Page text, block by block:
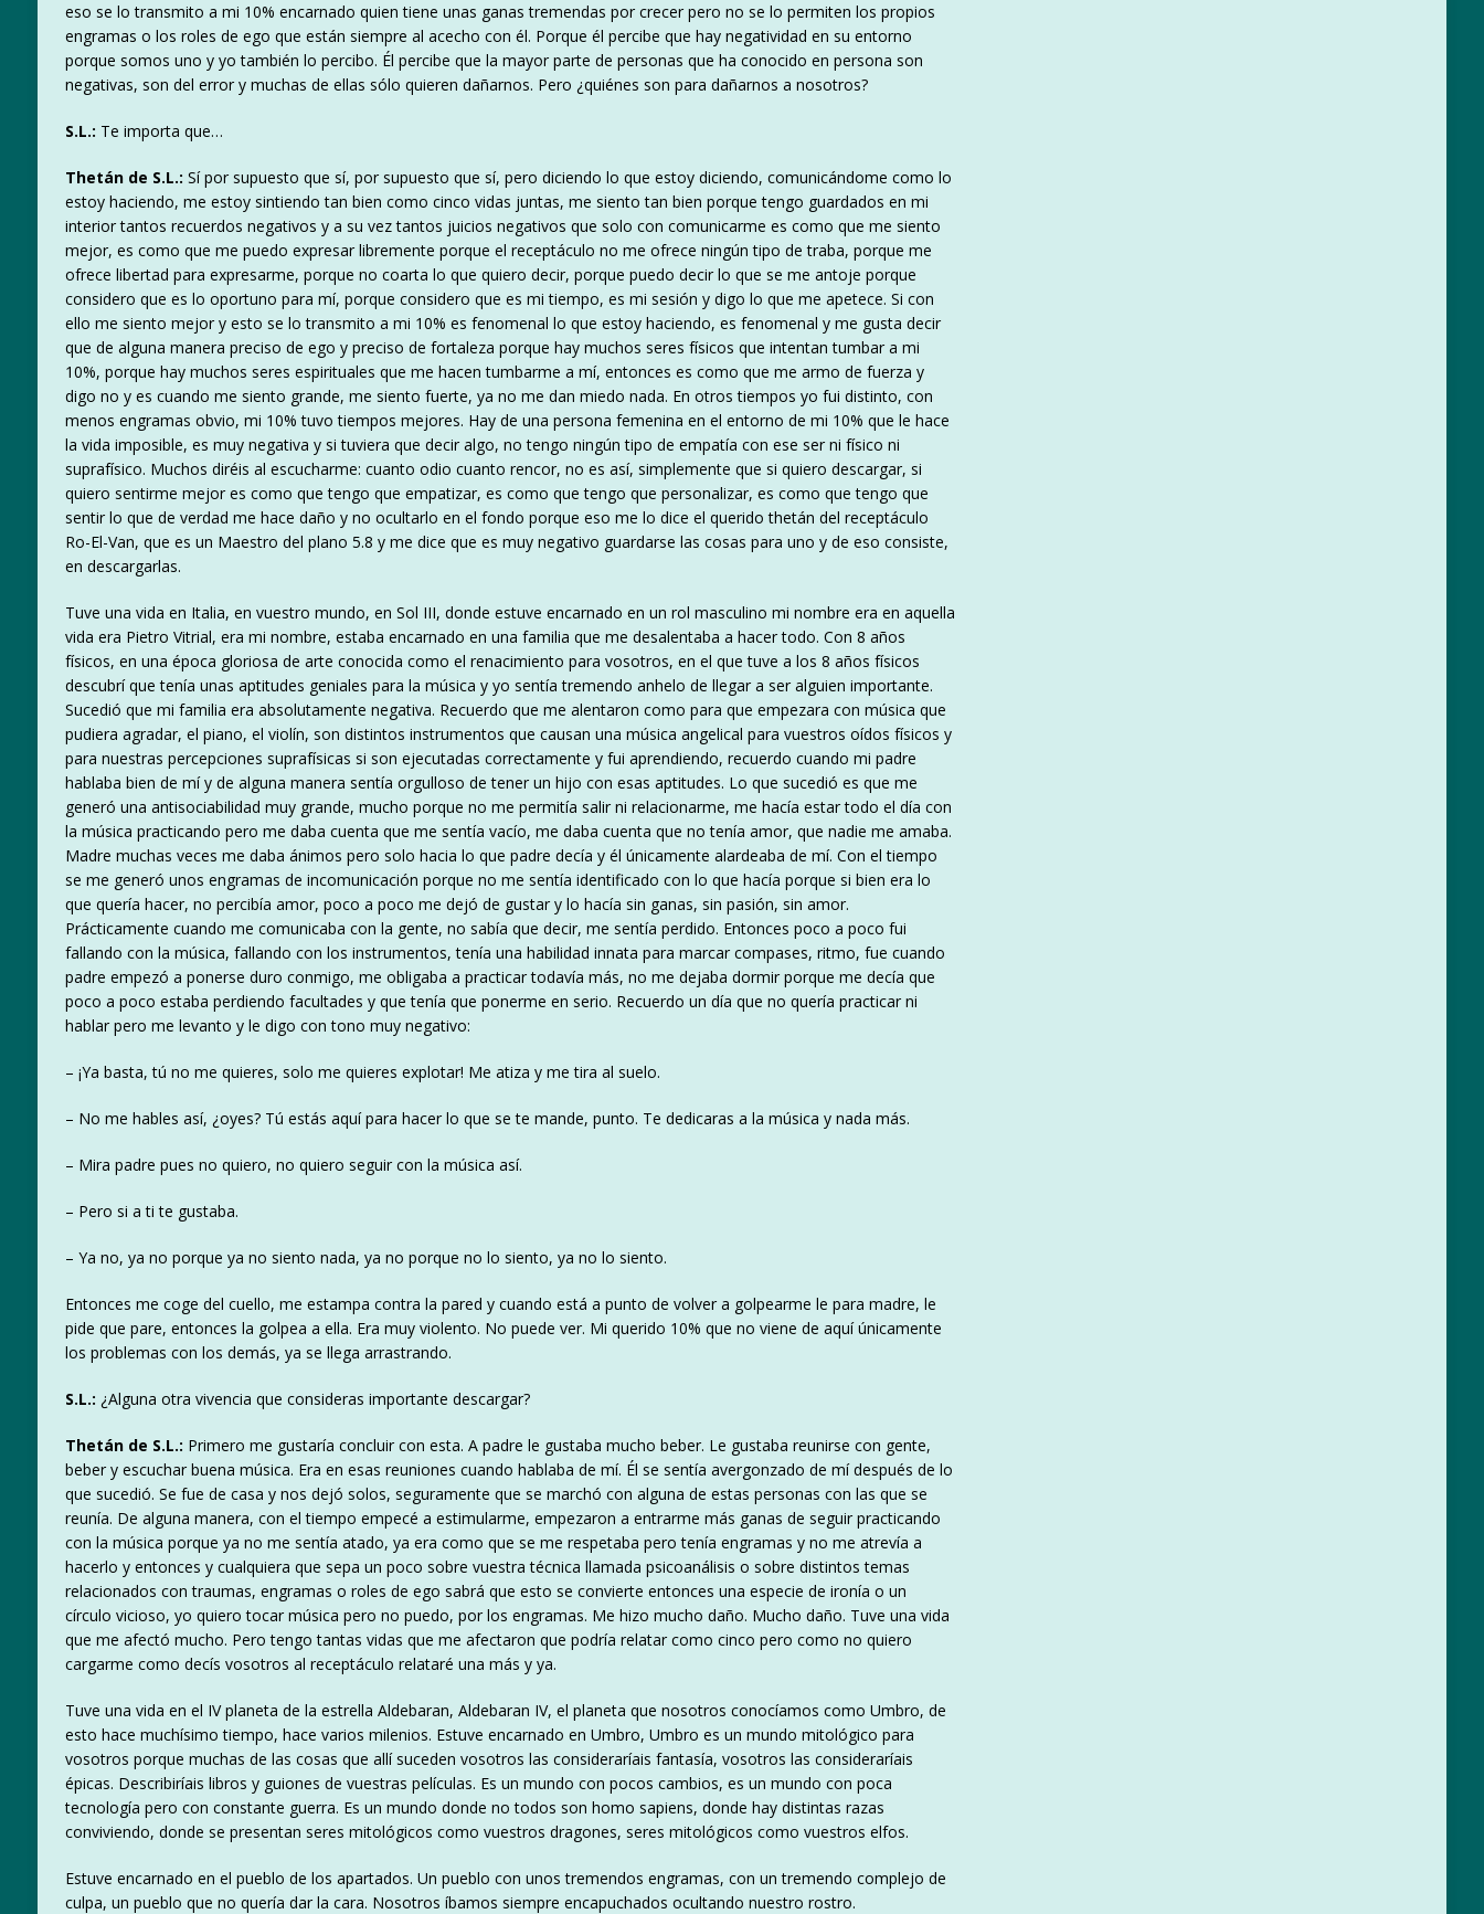
eso se lo transmito a mi 10% encarnado quien tiene unas ganas tremendas por crecer pero no se lo permiten los propios
engramas o los roles de ego que están siempre al acecho con él. Porque él percibe que hay negatividad en su entorno
porque somos uno y yo también lo percibo. Él percibe que la mayor parte de personas que ha conocido en persona son
negativas, son del error y muchas de ellas sólo quieren dañarnos. Pero ¿quiénes son para dañarnos a nosotros?
S.L.: Te importa que…
Thetán de S.L.: Sí por supuesto que sí, por supuesto que sí, pero diciendo lo que estoy diciendo, comunicándome como lo
estoy haciendo, me estoy sintiendo tan bien como cinco vidas juntas, me siento tan bien porque tengo guardados en mi
interior tantos recuerdos negativos y a su vez tantos juicios negativos que solo con comunicarme es como que me siento
mejor, es como que me puedo expresar libremente porque el receptáculo no me ofrece ningún tipo de traba, porque me
ofrece libertad para expresarme, porque no coarta lo que quiero decir, porque puedo decir lo que se me antoje porque
considero que es lo oportuno para mí, porque considero que es mi tiempo, es mi sesión y digo lo que me apetece. Si con
ello me siento mejor y esto se lo transmito a mi 10% es fenomenal lo que estoy haciendo, es fenomenal y me gusta decir
que de alguna manera preciso de ego y preciso de fortaleza porque hay muchos seres físicos que intentan tumbar a mi
10%, porque hay muchos seres espirituales que me hacen tumbarme a mí, entonces es como que me armo de fuerza y
digo no y es cuando me siento grande, me siento fuerte, ya no me dan miedo nada. En otros tiempos yo fui distinto, con
menos engramas obvio, mi 10% tuvo tiempos mejores. Hay de una persona femenina en el entorno de mi 10% que le hace
la vida imposible, es muy negativa y si tuviera que decir algo, no tengo ningún tipo de empatía con ese ser ni físico ni
suprafísico. Muchos diréis al escucharme: cuanto odio cuanto rencor, no es así, simplemente que si quiero descargar, si
quiero sentirme mejor es como que tengo que empatizar, es como que tengo que personalizar, es como que tengo que
sentir lo que de verdad me hace daño y no ocultarlo en el fondo porque eso me lo dice el querido thetán del receptáculo
Ro-El-Van, que es un Maestro del plano 5.8 y me dice que es muy negativo guardarse las cosas para uno y de eso consiste,
en descargarlas.
Tuve una vida en Italia, en vuestro mundo, en Sol III, donde estuve encarnado en un rol masculino mi nombre era en aquella
vida era Pietro Vitrial, era mi nombre, estaba encarnado en una familia que me desalentaba a hacer todo. Con 8 años
físicos, en una época gloriosa de arte conocida como el renacimiento para vosotros, en el que tuve a los 8 años físicos
descubrí que tenía unas aptitudes geniales para la música y yo sentía tremendo anhelo de llegar a ser alguien importante.
Sucedió que mi familia era absolutamente negativa. Recuerdo que me alentaron como para que empezara con música que
pudiera agradar, el piano, el violín, son distintos instrumentos que causan una música angelical para vuestros oídos físicos y
para nuestras percepciones suprafísicas si son ejecutadas correctamente y fui aprendiendo, recuerdo cuando mi padre
hablaba bien de mí y de alguna manera sentía orgulloso de tener un hijo con esas aptitudes. Lo que sucedió es que me
generó una antisociabilidad muy grande, mucho porque no me permitía salir ni relacionarme, me hacía estar todo el día con
la música practicando pero me daba cuenta que me sentía vacío, me daba cuenta que no tenía amor, que nadie me amaba.
Madre muchas veces me daba ánimos pero solo hacia lo que padre decía y él únicamente alardeaba de mí. Con el tiempo
se me generó unos engramas de incomunicación porque no me sentía identificado con lo que hacía porque si bien era lo
que quería hacer, no percibía amor, poco a poco me dejó de gustar y lo hacía sin ganas, sin pasión, sin amor.
Prácticamente cuando me comunicaba con la gente, no sabía que decir, me sentía perdido. Entonces poco a poco fui
fallando con la música, fallando con los instrumentos, tenía una habilidad innata para marcar compases, ritmo, fue cuando
padre empezó a ponerse duro conmigo, me obligaba a practicar todavía más, no me dejaba dormir porque me decía que
poco a poco estaba perdiendo facultades y que tenía que ponerme en serio. Recuerdo un día que no quería practicar ni
hablar pero me levanto y le digo con tono muy negativo:
– ¡Ya basta, tú no me quieres, solo me quieres explotar! Me atiza y me tira al suelo.
– No me hables así, ¿oyes? Tú estás aquí para hacer lo que se te mande, punto. Te dedicaras a la música y nada más.
– Mira padre pues no quiero, no quiero seguir con la música así.
– Pero si a ti te gustaba.
– Ya no, ya no porque ya no siento nada, ya no porque no lo siento, ya no lo siento.
Entonces me coge del cuello, me estampa contra la pared y cuando está a punto de volver a golpearme le para madre, le
pide que pare, entonces la golpea a ella. Era muy violento. No puede ver. Mi querido 10% que no viene de aquí únicamente
los problemas con los demás, ya se llega arrastrando.
S.L.: ¿Alguna otra vivencia que consideras importante descargar?
Thetán de S.L.: Primero me gustaría concluir con esta. A padre le gustaba mucho beber. Le gustaba reunirse con gente,
beber y escuchar buena música. Era en esas reuniones cuando hablaba de mí. Él se sentía avergonzado de mí después de lo
que sucedió. Se fue de casa y nos dejó solos, seguramente que se marchó con alguna de estas personas con las que se
reunía. De alguna manera, con el tiempo empecé a estimularme, empezaron a entrarme más ganas de seguir practicando
con la música porque ya no me sentía atado, ya era como que se me respetaba pero tenía engramas y no me atrevía a
hacerlo y entonces y cualquiera que sepa un poco sobre vuestra técnica llamada psicoanálisis o sobre distintos temas
relacionados con traumas, engramas o roles de ego sabrá que esto se convierte entonces una especie de ironía o un
círculo vicioso, yo quiero tocar música pero no puedo, por los engramas. Me hizo mucho daño. Mucho daño. Tuve una vida
que me afectó mucho. Pero tengo tantas vidas que me afectaron que podría relatar como cinco pero como no quiero
cargarme como decís vosotros al receptáculo relataré una más y ya.
Tuve una vida en el IV planeta de la estrella Aldebaran, Aldebaran IV, el planeta que nosotros conocíamos como Umbro, de
esto hace muchísimo tiempo, hace varios milenios. Estuve encarnado en Umbro, Umbro es un mundo mitológico para
vosotros porque muchas de las cosas que allí suceden vosotros las consideraríais fantasía, vosotros las consideraríais
épicas. Describiríais libros y guiones de vuestras películas. Es un mundo con pocos cambios, es un mundo con poca
tecnología pero con constante guerra. Es un mundo donde no todos son homo sapiens, donde hay distintas razas
conviviendo, donde se presentan seres mitológicos como vuestros dragones, seres mitológicos como vuestros elfos.
Estuve encarnado en el pueblo de los apartados. Un pueblo con unos tremendos engramas, con un tremendo complejo de
culpa, un pueblo que no quería dar la cara. Nosotros íbamos siempre encapuchados ocultando nuestro rostro.